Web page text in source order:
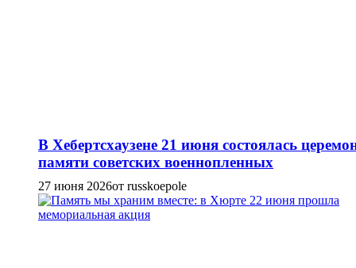
В Хебертсхаузене 21 июня состоялась
памяти советских военнопленных
27 июня 2026от russkoepole